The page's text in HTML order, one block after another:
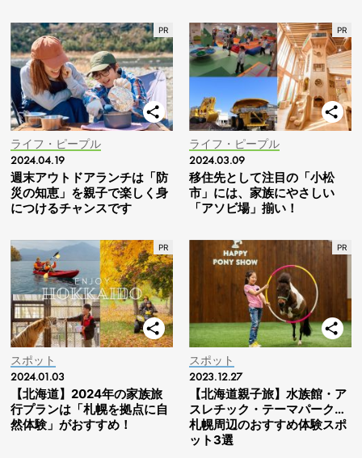
ライフ・ピープル
2024.04.19
週末アウトドアランチは「防
災の知恵」を親子で楽しく身
につけるチャンスです
ライフ・ピープル
2024.03.09
移住先として注目の「小松
市」には、家族にやさしい
「アソビ場」揃い！
スポット
2024.01.03
【北海道】2024年の家族旅
行プランは「札幌を拠点に自
然体験」がおすすめ！
スポット
2023.12.27
【北海道親子旅】水族館・ア
スレチック・テーマパーク…
札幌周辺のおすすめ体験スポ
ット3選